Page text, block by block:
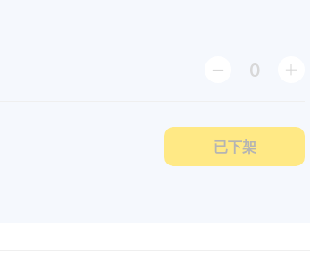
0
已下架